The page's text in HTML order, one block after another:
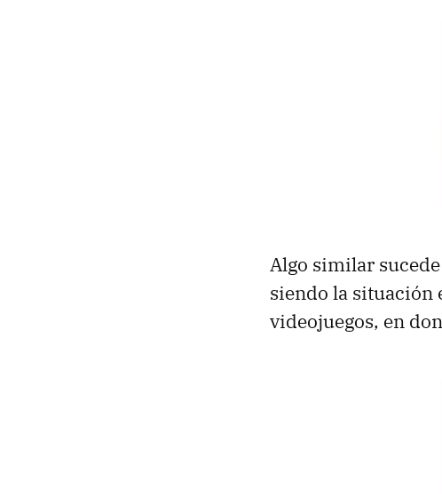
Algo similar
siendo la situación
videojuegos, en